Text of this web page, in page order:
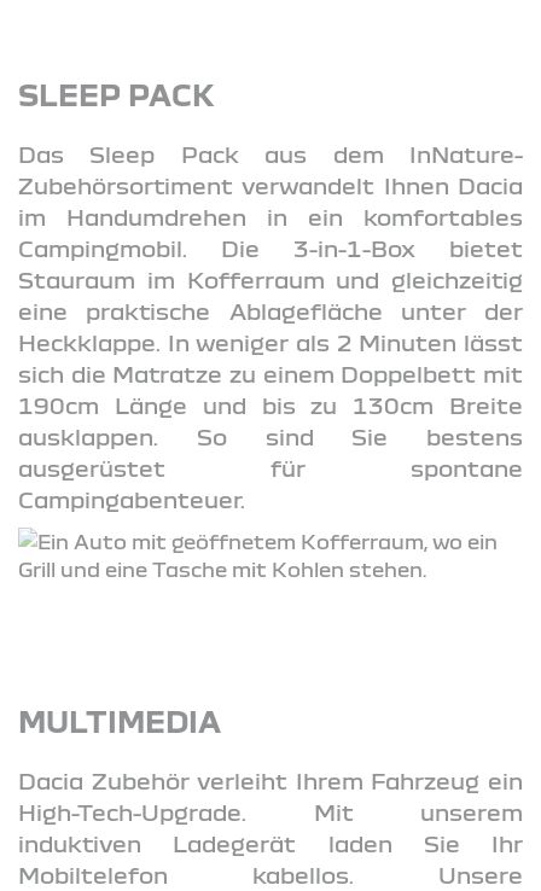
SLEEP PACK
Das Sleep Pack aus dem InNature-
Zubehörsortiment verwandelt Ihnen Dacia
im Handumdrehen in ein komfortables
Campingmobil. Die 3-in-1-Box bietet
Stauraum im Kofferraum und gleichzeitig
eine praktische Ablagefläche unter der
Heckklappe. In weniger als 2 Minuten lässt
sich die Matratze zu einem Doppelbett mit
190cm Länge und bis zu 130cm Breite
ausklappen. So sind Sie bestens
ausgerüstet für spontane
Campingabenteuer.
MULTIMEDIA
Dacia Zubehör verleiht Ihrem Fahrzeug ein
High-Tech-Upgrade. Mit unserem
induktiven Ladegerät laden Sie Ihr
Mobiltelefon kabellos. Unsere